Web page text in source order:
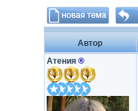
Автор
Атения ®